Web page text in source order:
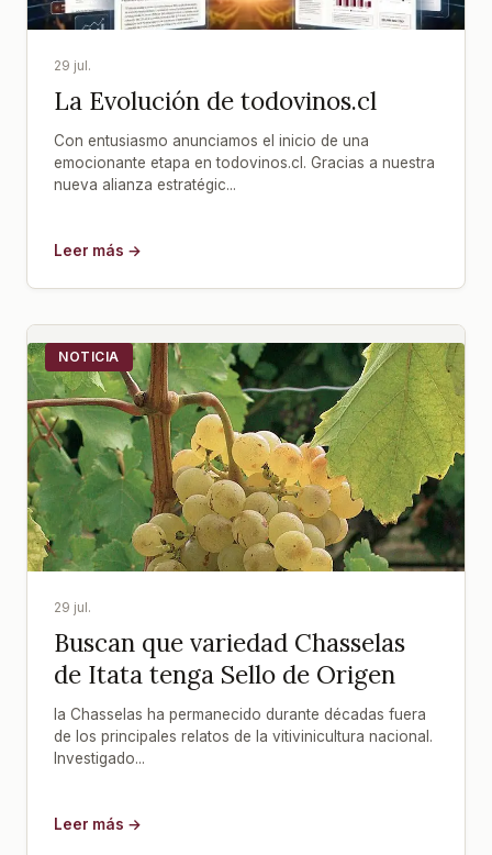
29 jul.
La Evolución de todovinos.cl
Con entusiasmo anunciamos el inicio de una
emocionante etapa en todovinos.cl. Gracias a nuestra
nueva alianza estratégic...
Leer más →
NOTICIA
29 jul.
Buscan que variedad Chasselas
de Itata tenga Sello de Origen
la Chasselas ha permanecido durante décadas fuera
de los principales relatos de la vitivinicultura nacional.
Investigado...
Leer más →